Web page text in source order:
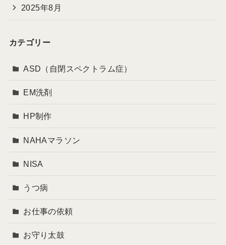
2025年8月
カテゴリー
ASD（自閉スペクトラム症）
EM洗剤
HP制作
NAHAマラソン
NISA
うつ病
お仕事の依頼
お守り太鼓